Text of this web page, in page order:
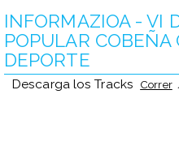
INFORMAZIOA - VI
POPULAR COBEÑA
DEPORTE
Descarga los Tracks Correr